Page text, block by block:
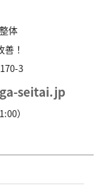
体
！
3
seitai.jp
）